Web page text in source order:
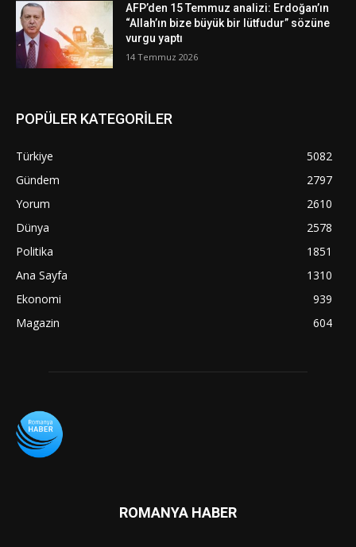
AFP’den 15 Temmuz analizi: Erdoğan’ın
“Allah’ın bize büyük bir lütfudur” sözüne
vurgu yaptı
14 Temmuz 2026
POPÜLER KATEGORİLER
Türkiye
5082
Gündem
2797
Yorum
2610
Dünya
2578
Politika
1851
Ana Sayfa
1310
Ekonomi
939
Magazin
604
ROMANYA HABER